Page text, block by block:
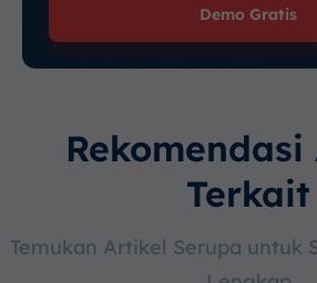
Demo Gratis
Terkait
Temukan Artikel Serupa untuk